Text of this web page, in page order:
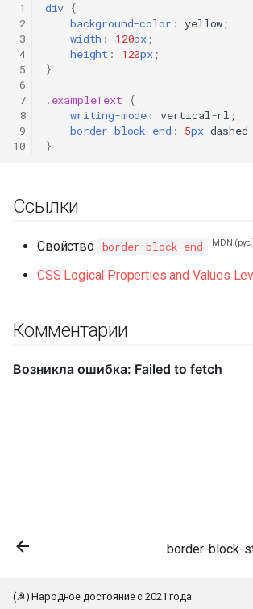
1
2
3
4
5
6
7
8
9
10
div {
background-color : yellow;
width : 120px;
height : 120px;
}
. exampleText
{
writing-mode : vertical-rl ;
border-block-end : 5px dashed
}
Ссылки
Свойство border-block-end MDN
CSS Logical Properties and Values
Комментарии
К началу
border-block-
(☭) Народное достояние с 2021 года